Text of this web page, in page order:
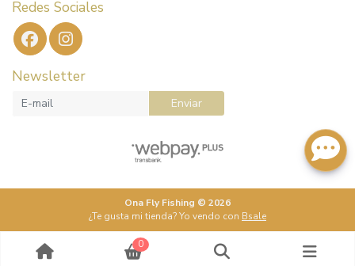
Redes Sociales
Newsletter
Enviar
Ona Fly Fishing © 2026
¿Te gusta mi tienda? Yo vendo con Bsale
0